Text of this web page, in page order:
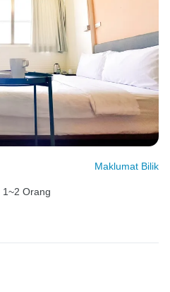
Maklumat Bilik
1~2 Orang